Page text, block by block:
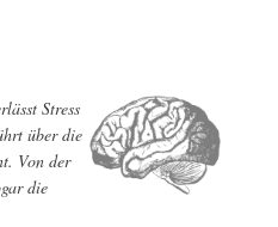
Stress
über die
Von der
die